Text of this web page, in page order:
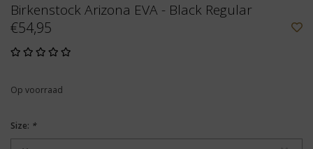
Birkenstock Arizona EVA - Black Regular
€54,95
Op voorraad
Size: *